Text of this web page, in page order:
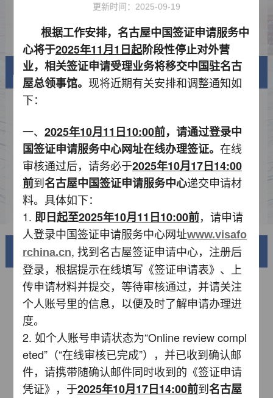
关于新增延伸服务的通知
单方面免签政策常见问题解答 2024-12-02
签证信息
费用标准
申请表样例
资料下载
常见问题
美丽中国
更新时间：2025-09-19
根据工作安排，名古屋中国签证申请服务中
心将于2025年11月1日起阶段性停止对外营
业，相关签证申请受理业务将移交中国驻名古
屋总领事馆。现将近期有关安排和调整通知如
下：
一、2025年10月11日10:00前，请通过登录中
国签证申请服务中心网址在线办理签证。在线
审核通过后，请务必于2025年10月17日14:00
前到名古屋中国签证申请服务中心递交申请材
料。具体如下：
1. 即日起至2025年10月11日10:00前，请申请
人登录中国签证申请服务中心网址www.visafo
rchina.cn, 找到名古屋签证申请中心，注册后
登录，根据提示在线填写《签证申请表》、上
传申请材料并提交，等待审核通过，并请关注
个人账号里的信息，以便及时了解申请办理进
度。
2. 如个人账号申请状态为“Online review compl
eted”（“在线审核已完成”），并已收到确认邮
件，请携带随确认邮件同时收到的《签证申请
凭证》，于2025年10月17日14:00前到名古屋